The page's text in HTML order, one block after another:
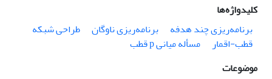
کلیدواژه‌ها
برنامه‌ریزی چند هدفه
برنامه‌ریزی ناوگان
طراحی شبکه
قطب-اقمار
مسأله میانی p قطب
موضوعات